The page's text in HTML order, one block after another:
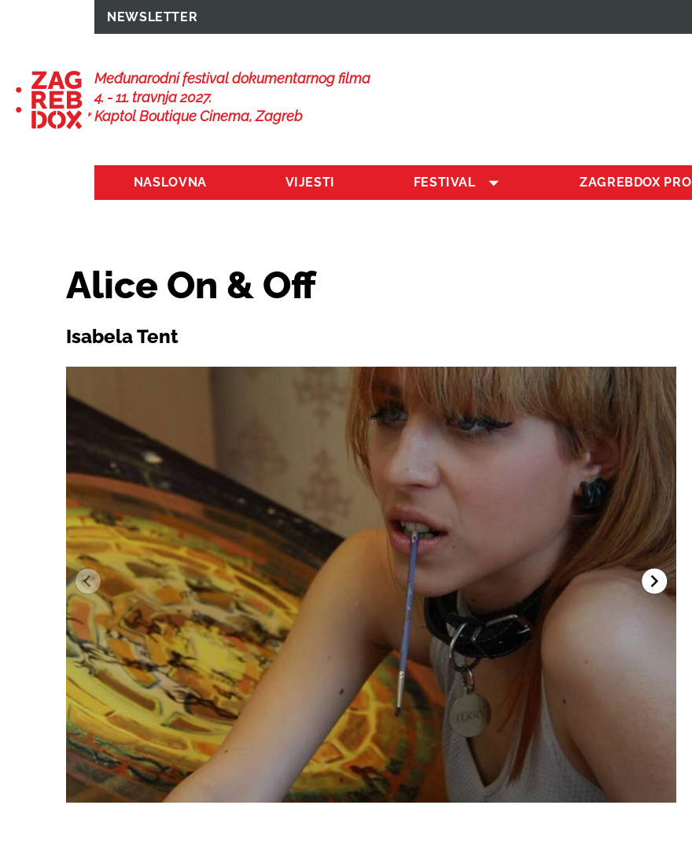
NEWSLETTER
Međunarodni festival dokumentarnog filma
4. - 11. travnja 2027.
Kaptol Boutique Cinema, Zagreb
NASLOVNA VIJESTI FESTIVAL ZAGREBDOX PRO
Alice On & Off
Isabela Tent